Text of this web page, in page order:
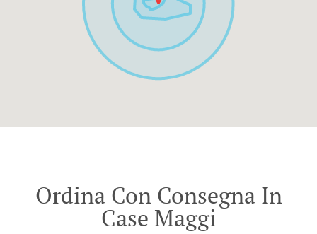
Ordina Con Consegna In
Case Maggi